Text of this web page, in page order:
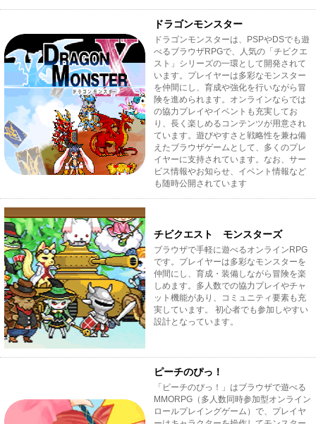
ドラゴンモンスター
ドラゴンモンスターは、PSPやDSでも遊
べるブラウザRPGで、人気の「チビクエ
スト」シリーズの一環として開発されて
います。プレイヤーは多彩なモンスター
を仲間にし、育成や強化を行いながら冒
険を進められます。オンラインならでは
の協力プレイやイベントも充実してお
り、長く楽しめるコンテンツが用意され
ています。遊びやすさと戦略性を兼ね備
えたブラウザゲームとして、多くのプレ
イヤーに支持されています。なお、サー
ビス情報やお知らせ、イベント情報など
も随時公開されています
チビクエスト モンスターズ
ブラウザで手軽に遊べるオンラインRPG
です。プレイヤーは多彩なモンスターを
仲間にし、育成・装備しながら冒険を楽
しめます。多人数での協力プレイやチャ
ット機能があり、コミュニティ要素も充
実しています。 初心者でも参加しやすい
設計となっています。
ピーチのぴっ！
「ピーチのぴっ！」はブラウザで遊べる
MMORPG（多人数同時参加型オンライン
ロールプレイングゲーム）で、プレイヤ